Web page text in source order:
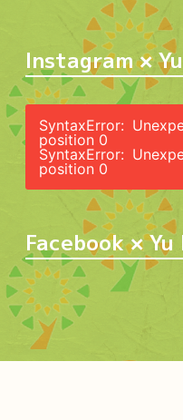
Instagram ×
SyntaxError:
position 0
SyntaxError:
position 0
Facebook ×